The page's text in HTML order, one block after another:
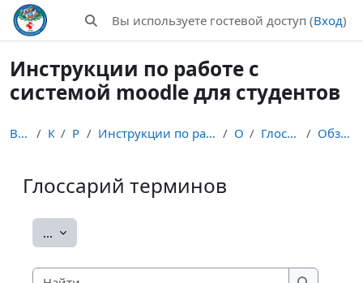
Перейти к основному содержанию
Изменить данные поисковой строки
Вы используете гостевой доступ (Вход)
Инструкции по работе с
системой moodle для студентов
В начало Курсы Разное Инструкции по работе с системой moodle для студентов Общее Глоссарий терминов Обзор по алфавиту
Глоссарий терминов
... Экспорт записей
Найти